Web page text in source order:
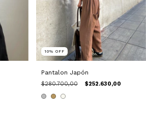
10% OFF
Pantalon Japón
$280.700,00 $252.630,00